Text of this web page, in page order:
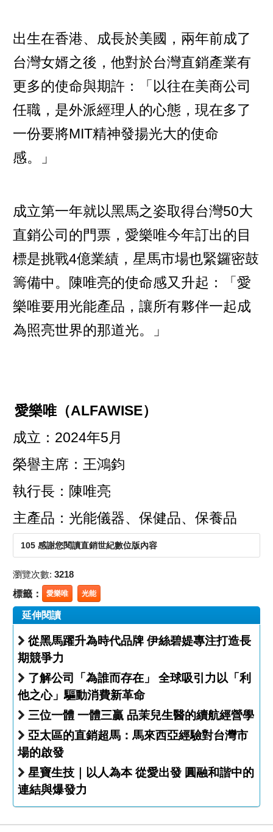
出生在香港、成長於美國，兩年前成了
台灣女婿之後，他對於台灣直銷產業有
更多的使命與期許：「以往在美商公司
任職，是外派經理人的心態，現在多了
一份要將MIT精神發揚光大的使命
感。」
成立第一年就以黑馬之姿取得台灣50大
直銷公司的門票，愛樂唯今年訂出的目
標是挑戰4億業績，星馬市場也緊鑼密鼓
籌備中。陳唯亮的使命感又升起：「愛
樂唯要用光能產品，讓所有夥伴一起成
為照亮世界的那道光。」
愛樂唯（ALFAWISE）
成立：2024年5月
榮譽主席：王鴻鈞
執行長：陳唯亮
主產品：光能儀器、保健品、保養品
105 感謝您閱讀直銷世紀數位版內容
瀏覽次數: 3218
標籤： 愛樂唯 光能
延伸閱讀
從黑馬躍升為時代品牌 伊絲碧媞專注打造長
期競爭力
了解公司「為誰而存在」 全球吸引力以「利
他之心」驅動消費新革命
三位一體 一體三贏 品茉兒生醫的續航經營學
亞太區的直銷超馬：馬來西亞經驗對台灣市
場的啟發
星寶生技｜以人為本 從愛出發 圓融和諧中的
連結與爆發力